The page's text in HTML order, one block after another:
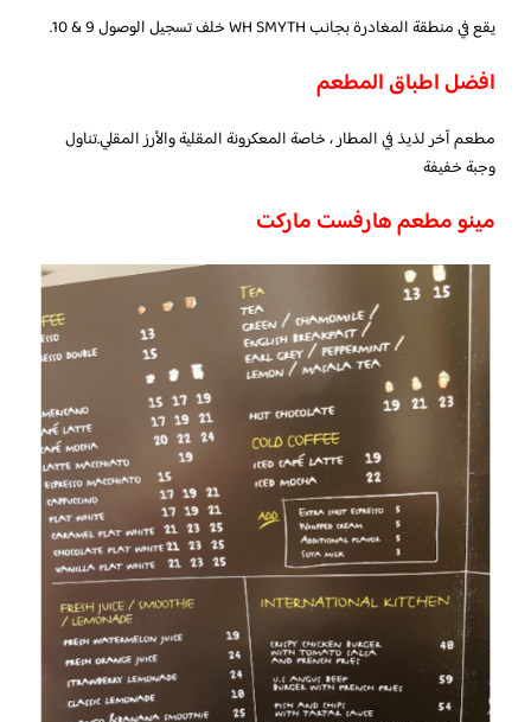
يقع في منطقة المغادرة بجانب WH SMYTH خلف تسجيل الوصول 9 & 10.
افضل اطباق المطعم
مطعم آخر لذيذ في المطار ، خاصة المعكرونة المقلية والأرز المقلي.تناول
وجبة خفيفة
مينو مطعم هارفست ماركت